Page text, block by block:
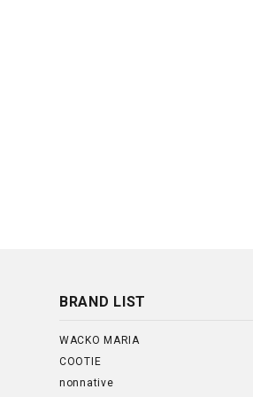
BRAND LIST
WACKO MARIA
COOTIE
nonnative